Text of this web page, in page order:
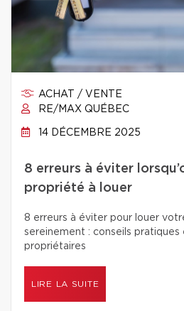
ACHAT / VENTE
RE/MAX QUÉBEC
14 DÉCEMBRE 2025
8 erreurs à éviter
propriété à louer
8 erreurs à éviter pour louer
sereinement : conseils pratiques
propriétaires
LIRE LA SUITE